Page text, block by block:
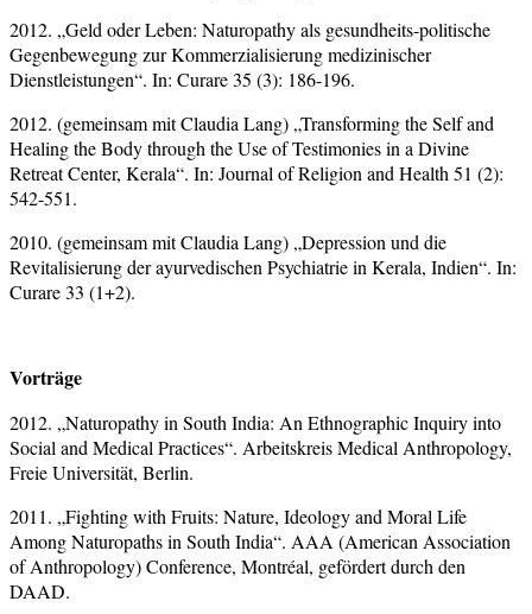
2012. „Geld oder Leben: Naturopathy als gesundheits-politische
Gegenbewegung zur Kommerzialisierung medizinischer
Dienstleistungen“. In: Curare 35 (3): 186-196.
2012. (gemeinsam mit Claudia Lang) „Transforming the Self and
Healing the Body through the Use of Testimonies in a Divine
Retreat Center, Kerala“. In: Journal of Religion and Health 51 (2):
542-551.
2010. (gemeinsam mit Claudia Lang) „Depression und die
Revitalisierung der ayurvedischen Psychiatrie in Kerala, Indien“. In:
Curare 33 (1+2).
Vorträge
2012. „Naturopathy in South India: An Ethnographic Inquiry into
Social and Medical Practices“. Arbeitskreis Medical Anthropology,
Freie Universität, Berlin.
2011. „Fighting with Fruits: Nature, Ideology and Moral Life
Among Naturopaths in South India“. AAA (American Association
of Anthropology) Conference, Montréal, gefördert durch den
DAAD.